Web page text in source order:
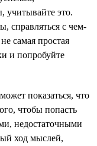
учитывайте это.
справляться с чем-
самая простая
и попробуйте
показаться, что
чтобы попасть
недостаточными
ход мыслей,